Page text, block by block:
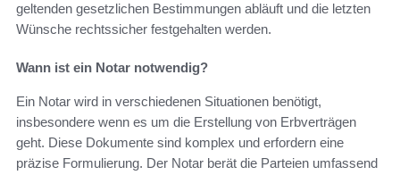
geltenden gesetzlichen Bestimmungen abläuft und die letzten
Wünsche rechtssicher festgehalten werden.
Wann ist ein Notar notwendig?
Ein Notar wird in verschiedenen Situationen benötigt,
insbesondere wenn es um die Erstellung von Erbverträgen
geht. Diese Dokumente sind komplex und erfordern eine
präzise Formulierung. Der Notar berät die Parteien umfassend